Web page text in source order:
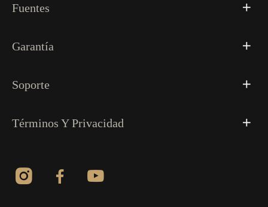
Fuentes
Garantía
Soporte
Términos Y Privacidad